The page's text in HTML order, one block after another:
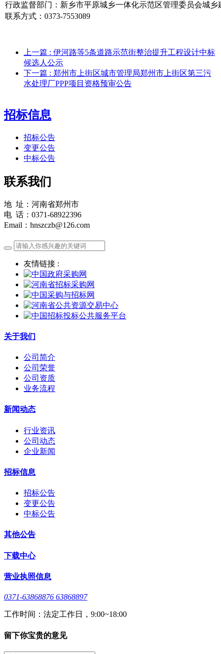
行政监督部门：新乡市平原城乡一体化示范区管理委员会城乡
联系方式：0373-7553089
上一篇 : 伊河路等5条道路示范街整治提升工程设计中标
候选人公示
下一篇 : 郑州市上街区城市管理局郑州市上街区第三污
水处理厂PPP项目资格预审公告
招标信息
招标公告
变更公告
中标公告
联系我们
地 址：河南省郑州市
电 话：0371-68922396
Email：hnszczb@126.com
友情链接 :
关于我们
公司简介
公司荣誉
公司资质
业务流程
新闻动态
行业资讯
公司动态
企业新闻
招标信息
招标公告
变更公告
中标公告
其他公告
下载中心
营业执照信息
0371-63868876 63868897
工作时间：法定工作日，9:00~18:00
留下你宝贵的意见